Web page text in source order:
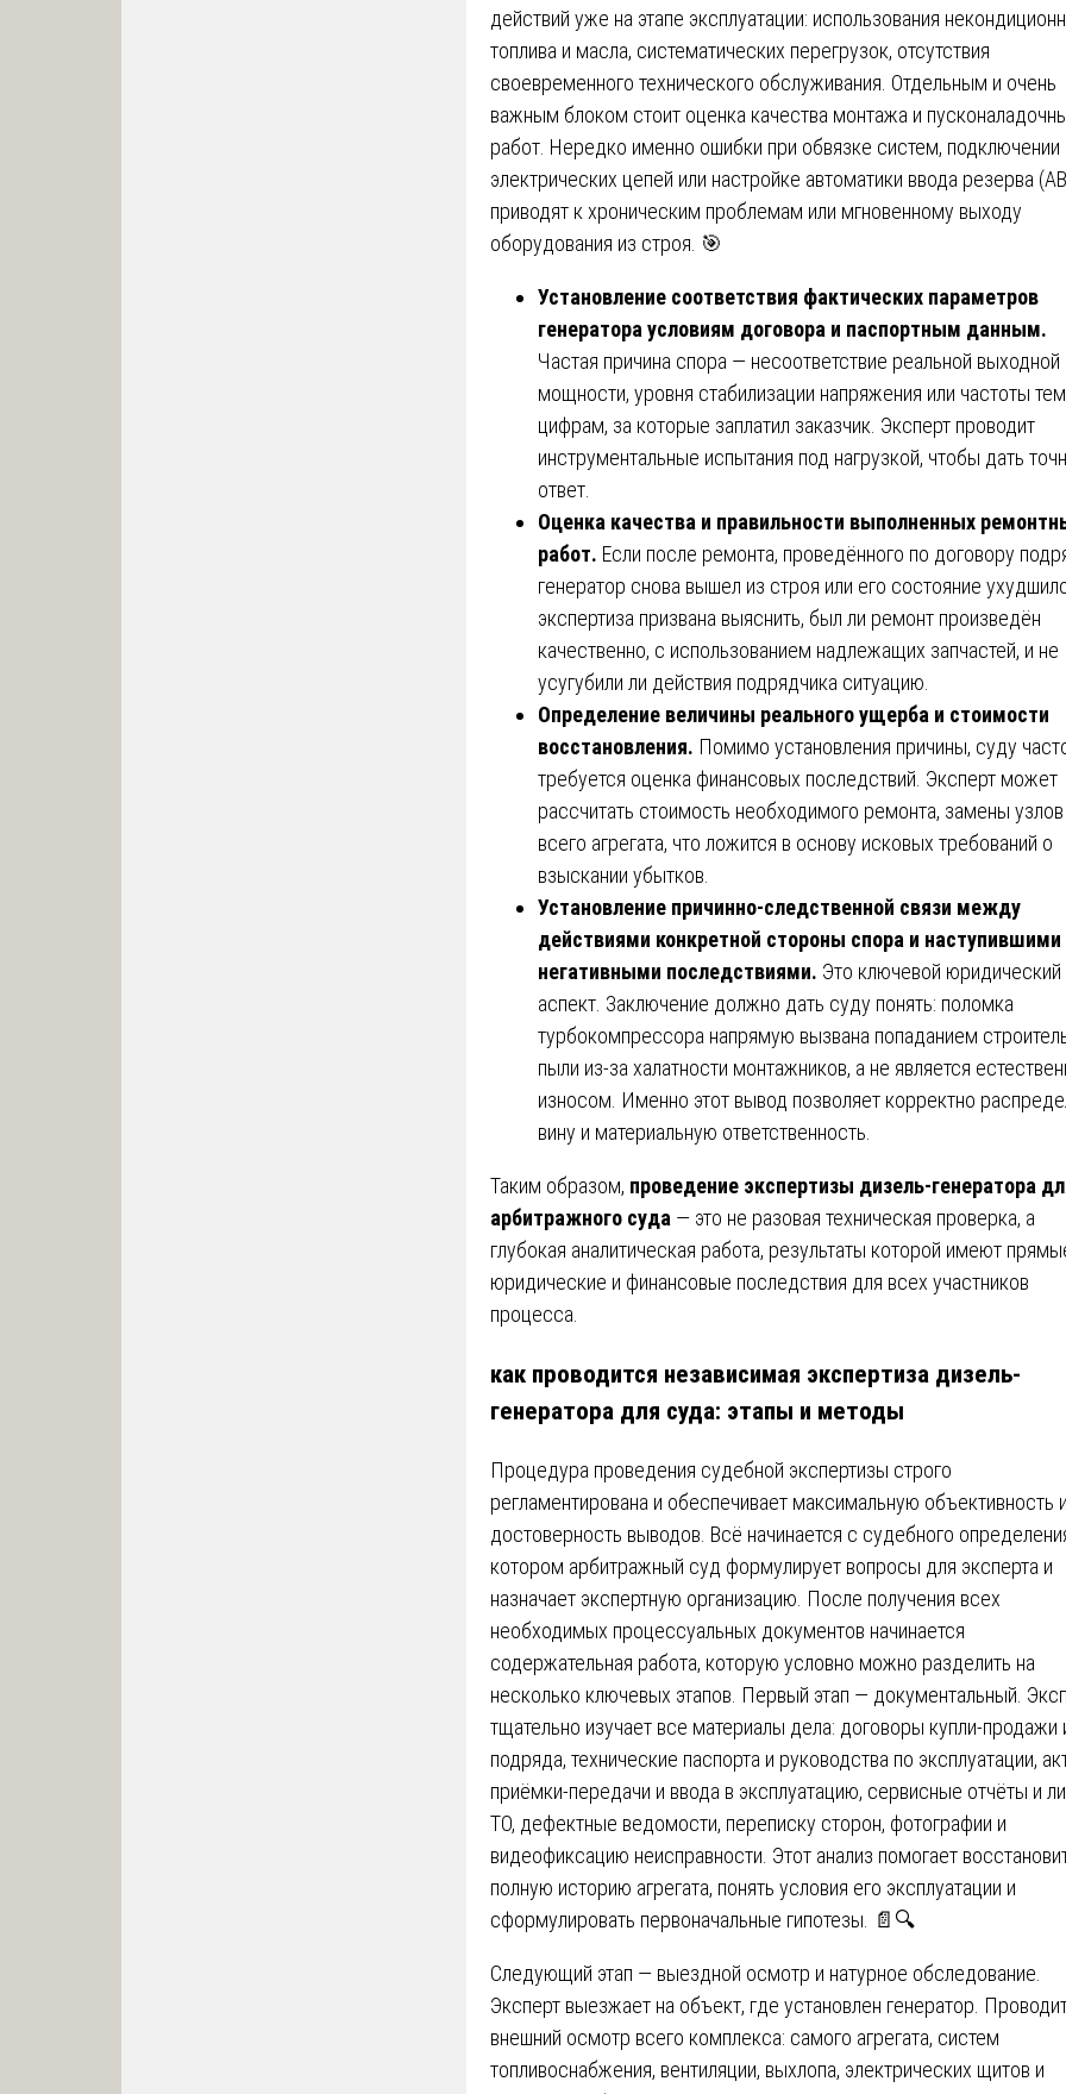
действий уже на этапе эксплуатации: использования
топлива и масла, систематических перегрузок, отсутствия
своевременного технического обслуживания. Отдельным и очень
важным блоком стоит оценка качества монтажа и
работ. Нередко именно ошибки при обвязке систем, подключении
электрических цепей или настройке автоматики ввода резерва
приводят к хроническим проблемам или мгновенному выходу
оборудования из строя. 🎯
Установление соответствия фактических параметров
генератора условиям договора и паспортным данным.
Частая причина спора — несоответствие реальной выходной
мощности, уровня стабилизации напряжения или частоты тем
цифрам, за которые заплатил заказчик. Эксперт проводит
инструментальные испытания под нагрузкой, чтобы дать
ответ.
Оценка качества и правильности выполненных
работ. Если после ремонта, проведённого по договору
генератор снова вышел из строя или его состояние
экспертиза призвана выяснить, был ли ремонт произведён
качественно, с использованием надлежащих запчастей, и не
усугубили ли действия подрядчика ситуацию.
Определение величины реального ущерба и стоимости
восстановления. Помимо установления причины, суду
требуется оценка финансовых последствий. Эксперт может
рассчитать стоимость необходимого ремонта, замены узлов
всего агрегата, что ложится в основу исковых требований о
взыскании убытков.
Установление причинно-следственной связи между
действиями конкретной стороны спора и наступившими
негативными последствиями. Это ключевой юридический
аспект. Заключение должно дать суду понять: поломка
турбокомпрессора напрямую вызвана попаданием
пыли из-за халатности монтажников, а не является
износом. Именно этот вывод позволяет корректно
вину и материальную ответственность.
Таким образом, проведение экспертизы дизель-генератора
арбитражного суда — это не разовая техническая проверка, а
глубокая аналитическая работа, результаты которой имеют
юридические и финансовые последствия для всех участников
процесса.
как проводится независимая экспертиза дизель-
генератора для суда: этапы и методы
Процедура проведения судебной экспертизы строго
регламентирована и обеспечивает максимальную объективность и
достоверность выводов. Всё начинается с судебного
котором арбитражный суд формулирует вопросы для эксперта и
назначает экспертную организацию. После получения всех
необходимых процессуальных документов начинается
содержательная работа, которую условно можно разделить на
несколько ключевых этапов. Первый этап — документальный.
тщательно изучает все материалы дела: договоры купли-продажи
подряда, технические паспорта и руководства по эксплуатации,
приёмки-передачи и ввода в эксплуатацию, сервисные отчёты и
ТО, дефектные ведомости, переписку сторон, фотографии и
видеофиксацию неисправности. Этот анализ помогает
полную историю агрегата, понять условия его эксплуатации и
сформулировать первоначальные гипотезы. 📄🔍
Следующий этап — выездной осмотр и натурное обследование.
Эксперт выезжает на объект, где установлен генератор.
внешний осмотр всего комплекса: самого агрегата, систем
топливоснабжения, вентиляции, выхлопа, электрических щитов и